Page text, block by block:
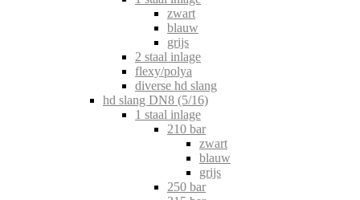
zwart
blauw
grijs
2 staal inlage
flexy/polya
diverse hd slang
hd slang DN8 (5/16)
1 staal inlage
210 bar
zwart
blauw
grijs
250 bar